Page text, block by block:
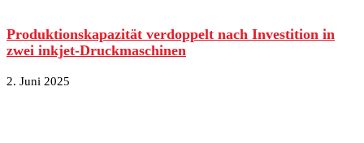
Produktionskapazität verdoppelt nach Investition in
zwei inkjet-Druckmaschinen
2. Juni 2025